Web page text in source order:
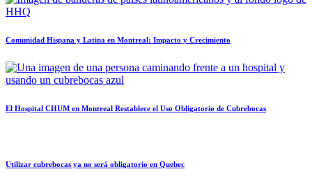
Comunidad Hispana y Latina en Montreal: Impacto y Crecimiento
El Hospital CHUM en Montreal Restablece el Uso Obligatorio de Cubrebocas
Utilizar cubrebocas ya no será obligatorio en Quebec